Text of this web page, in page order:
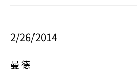
2/26/2014
曼 德